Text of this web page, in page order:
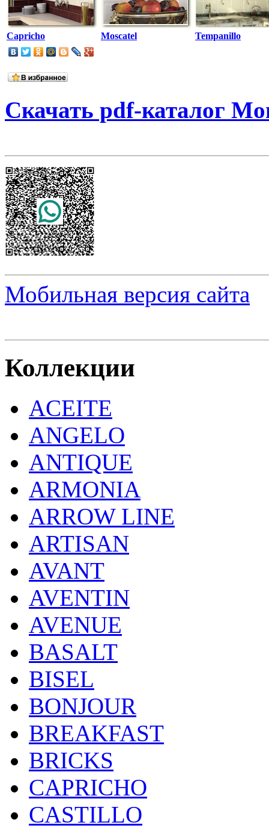
Capricho Moscatel Tempanillo
Скачать pdf-каталог
Мобильная версия сайта
Коллекции
ACEITE
ANGELO
ANTIQUE
ARMONIA
ARROW LINE
ARTISAN
AVANT
AVENTIN
AVENUE
BASALT
BISEL
BONJOUR
BREAKFAST
BRICKS
CAPRICHO
CASTILLO